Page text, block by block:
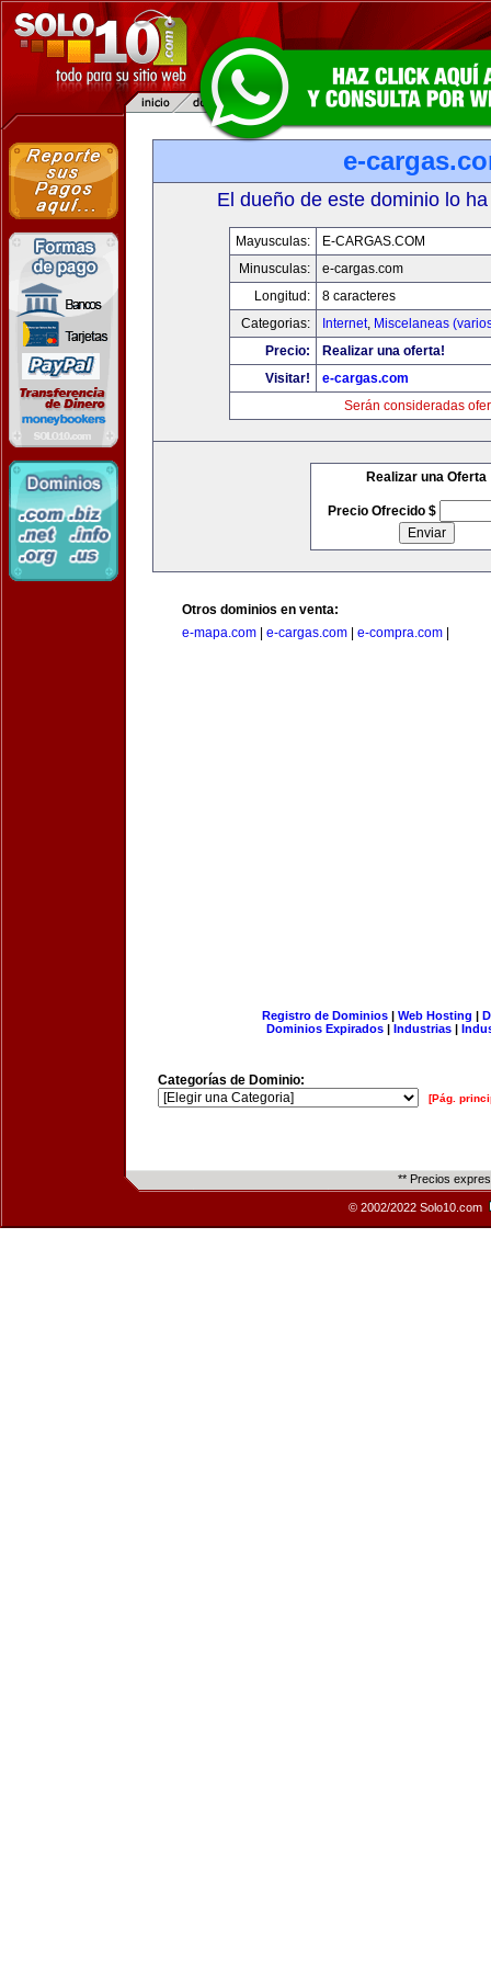
e-
El dueño de este dominio lo
Mayusculas:
E-CARGAS.COM
Minusculas:
e-cargas.com
Longitud:
8 caracteres
Categorias:
Internet, Miscelaneas
Precio:
Realizar una oferta!
Visitar!
e-cargas.com
Serán consideradas
Realizar una Oferta
Precio Ofrecido $
Otros dominios en venta:
e-mapa.com
e-cargas.com e-compra.com
Registro de Dominios| Web Hosting |
Dominios Expirados | Industrias |
Categorías de Dominio:
[Pág.
** Precios
© 2002/2022 Solo10.com